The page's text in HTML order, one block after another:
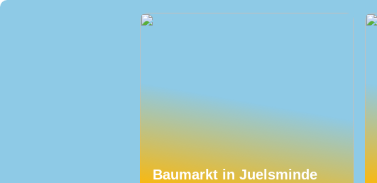
Baumarkt in Juelsminde